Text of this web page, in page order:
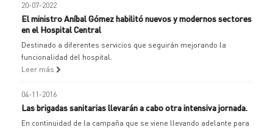
20-07-2022
El ministro Aníbal Gómez habilitó nuevos y modernos sectores
en el Hospital Central
Destinado a diferentes servicios que seguirán mejorando la
funcionalidad del hospital.
Leer más
04-11-2016
Las brigadas sanitarias llevarán a cabo otra intensiva jornada.
En continuidad de la campaña que se viene llevando adelante para